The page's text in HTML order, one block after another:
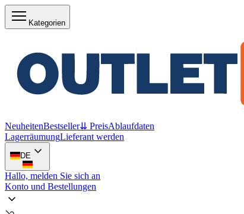
Kategorien
NeuheitenBestseller⇊ PreisAblaufdaten
LagerräumungLieferant werden
DE
Hallo, melden Sie sich an
Konto und Bestellungen